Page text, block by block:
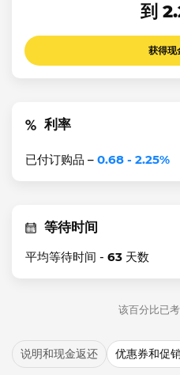
到
获得现
利率
已付订购品 – 0.68 - 2.25%
等待时间
平均等待时间 - 63 天数
该百分比已
说明和现金返还 优惠券和促